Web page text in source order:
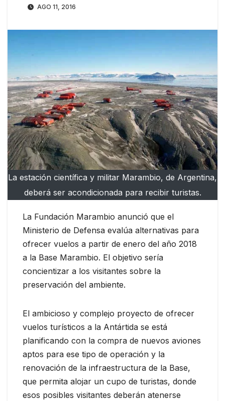
AGO 11, 2016
La estación científica y militar Marambio, de Argentina,
deberá ser acondicionada para recibir turistas.
La Fundación Marambio anunció que el
Ministerio de Defensa evalúa alternativas para
ofrecer vuelos a partir de enero del año 2018
a la Base Marambio. El objetivo sería
concientizar a los visitantes sobre la
preservación del ambiente.
El ambicioso y complejo proyecto de ofrecer
vuelos turísticos a la Antártida se está
planificando con la compra de nuevos aviones
aptos para ese tipo de operación y la
renovación de la infraestructura de la Base,
que permita alojar un cupo de turistas, donde
esos posibles visitantes deberán atenerse